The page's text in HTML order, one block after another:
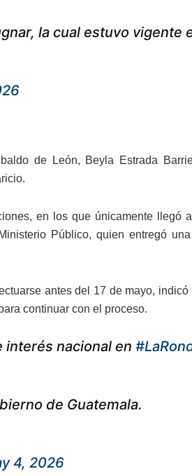
la cual estuvo vigente
de León, Beyla Estrada
en los que únicamente llegó
Público, quien entregó
antes del 17 de mayo, indicó
continuar con el proceso.
interés nacional en
de Guatemala.
4, 2026